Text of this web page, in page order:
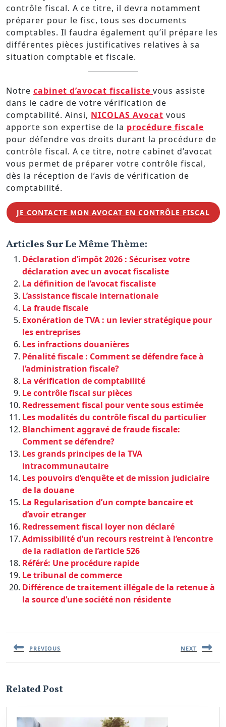
contrôle fiscal. A ce titre, il devra notamment
préparer pour le fisc, tous ses documents
comptables. Il faudra également qu’il prépare les
différentes pièces justificatives relatives à sa
situation comptable et fiscale.
Notre cabinet d’avocat fiscaliste vous assiste
dans le cadre de votre vérification de
comptabilité. Ainsi, NICOLAS Avocat vous
apporte son expertise de la procédure fiscale
pour défendre vos droits durant la procédure de
contrôle fiscal. A ce titre, notre cabinet d’avocat
vous permet de préparer votre contrôle fiscal,
dès la réception de l’avis de vérification de
comptabilité.
JE CONTACTE MON AVOCAT EN CONTRÔLE FISCAL
Articles Sur Le Même Thème:
Déclaration d’impôt 2026 : Sécurisez votre
déclaration avec un avocat fiscaliste
La définition de l’avocat fiscaliste
L’assistance fiscale internationale
La fraude fiscale
Exonération de TVA : un levier stratégique pour
les entreprises
Les infractions douanières
Pénalité fiscale : Comment se défendre face à
l’administration fiscale?
La vérification de comptabilité
Le contrôle fiscal sur pièces
Redressement fiscal pour vente sous estimée
Les modalités du contrôle fiscal du particulier
Blanchiment aggravé de fraude fiscale:
Comment se défendre?
Les grands principes de la TVA
intracommunautaire
Les pouvoirs d’enquête et de mission judiciaire
de la douane
La Regularisation d’un compte bancaire et
d’avoir etranger
Redressement fiscal loyer non déclaré
Admissibilité d’un recours restreint à l’encontre
de la radiation de l’article 526
Référé: Une procédure rapide
Le tribunal de commerce
Différence de traitement illégale de la retenue à
la source d’une société non résidente
l’articlePREVIOUS NEXT
Related Post